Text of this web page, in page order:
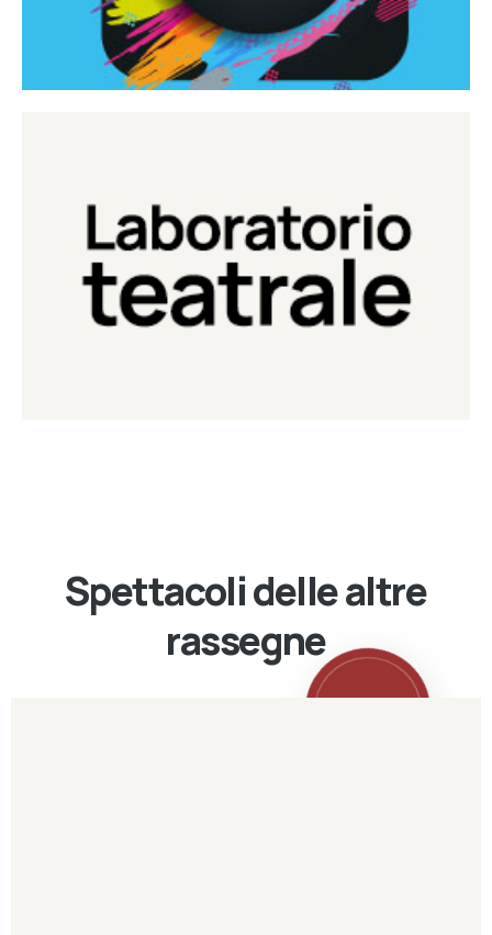
Laboratorio Teatrale
Laboratorio di teatro del Teatro Eduardo de Filippo
Continua
Spettacoli delle altre
rassegne